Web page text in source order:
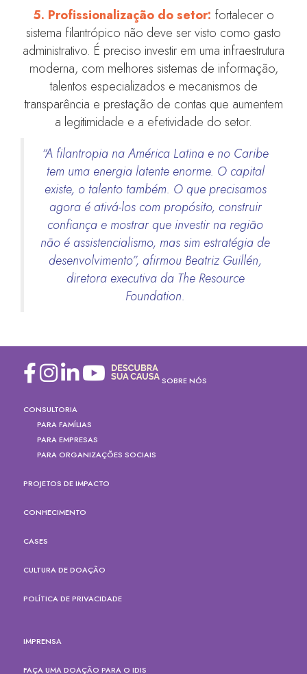
5. Profissionalização do setor: fortalecer o
sistema filantrópico não deve ser visto como gasto
administrativo. É preciso investir em uma infraestrutura
moderna, com melhores sistemas de informação,
talentos especializados e mecanismos de
transparência e prestação de contas que aumentem
a legitimidade e a efetividade do setor.
“A filantropia na América Latina e no Caribe
tem uma energia latente enorme. O capital
existe, o talento também. O que precisamos
agora é ativá-los com propósito, construir
confiança e mostrar que investir na região
não é assistencialismo, mas sim estratégia de
desenvolvimento”, afirmou Beatriz Guillén,
diretora executiva da The Resource
Foundation.
SOBRE NÓS
CONSULTORIA
PARA FAMÍLIAS
PARA EMPRESAS
PARA ORGANIZAÇÕES SOCIAIS
PROJETOS DE IMPACTO
CONHECIMENTO
CASES
CULTURA DE DOAÇÃO
POLÍTICA DE PRIVACIDADE
IMPRENSA
FAÇA UMA DOAÇÃO PARA O IDIS